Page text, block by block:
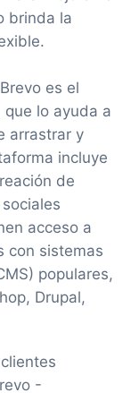
brinda la
es el
lo ayuda a
arrastrar y
incluye
de
acceso a
con sistemas
populares,
Drupal,
-